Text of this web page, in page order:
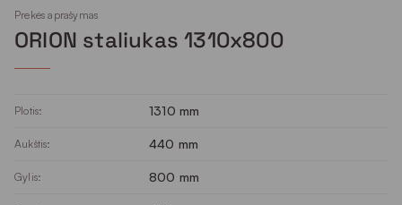
Prekės aprašymas
ORION staliukas 1310x800
Plotis: 1310 mm
Aukštis: 440 mm
Gylis: 800 mm